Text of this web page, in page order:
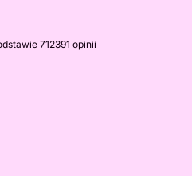
712391 opinii